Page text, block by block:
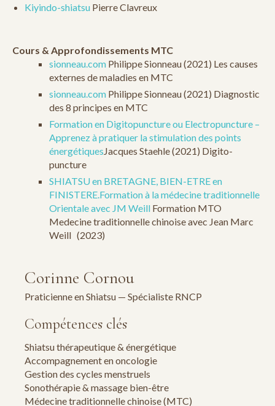
Kiyindo-shiatsu Pierre Clavreux
Cours & Approfondissements MTC
sionneau.com Philippe Sionneau (2021) Les causes
externes de maladies en MTC
sionneau.com Philippe Sionneau (2021) Diagnostic
des 8 principes en MTC
Formation en Digitopuncture ou Electropuncture –
Apprenez à pratiquer la stimulation des points
énergétiques Jacques Staehle (2021) Digito-
puncture
SHIATSU en BRETAGNE, BIEN-ETRE en
FINISTERE. Formation à la médecine traditionnelle
Orientale avec JM Weill Formation MTO
Medecine traditionnelle chinoise avec Jean Marc
Weill (2023)
Corinne Cornou
Praticienne en Shiatsu — Spécialiste RNCP
Compétences clés
Shiatsu thérapeutique & énergétique
Accompagnement en oncologie
Gestion des cycles menstruels
Sonothérapie & massage bien-être
Médecine traditionnelle chinoise (MTC)